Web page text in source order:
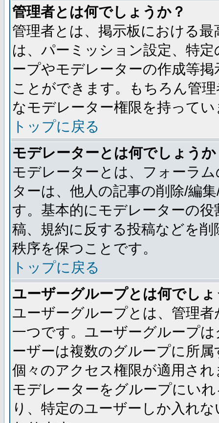
管理者とは何でしょうか？
管理者とは、掲示板における
は、パーミッション設定、特
ープやモデレーターの作成等
ことができます。もちろん管
なモデレーター権限を持ってい
トップに戻る
モデレーターとは何でしょうか
モデレーターとは、フォーラ
ターは、他人の記事の削除/編
す。基本的にモデレーターの
稿、規約に反する投稿などを
秩序を保つことです。
トップに戻る
ユーザーグループとは何でし
ユーザーグループとは、管理
一つです。ユーザーグループ
ーザーは複数のグループに所
個々のアクセス権限が適用さ
モデレーターをグループにい
り、特定のユーザーしか入れ